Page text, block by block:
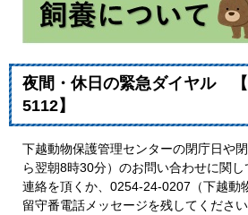
夜間・休日の緊急ダイヤル 【
5112​】
下越動物保護管理センターの閉庁日や
ら翌朝8時30分）のお問い合わせに関
連絡を頂くか、0254-24-0207（下越動
留守番電話メッセージを残してくださ